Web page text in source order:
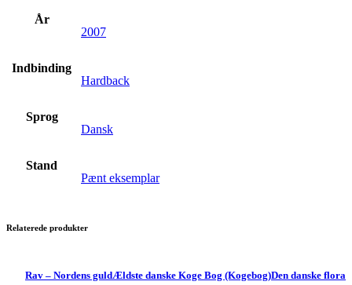
År
2007
Indbinding
Hardback
Sprog
Dansk
Stand
Pænt eksemplar
Relaterede produkter
Den danske flora
Ældste danske Koge Bog (Kogebog)
Rav – Nordens guld